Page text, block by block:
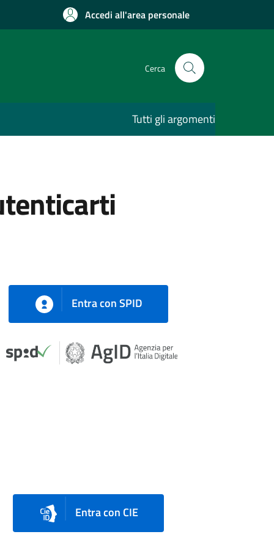
Accedi all'area personale
Cerca
Tutti gli argomenti
Entra con SPID
Entra con CIE